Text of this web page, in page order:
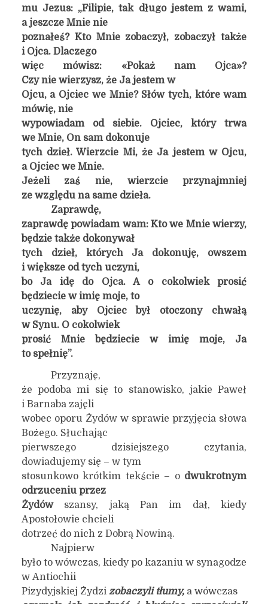
mu Jezus: „Filipie, tak długo jestem z wami,
a jeszcze Mnie nie
poznałeś? Kto Mnie zobaczył, zobaczył także
i Ojca. Dlaczego
więc mówisz: «Pokaż nam Ojca»?
Czy nie wierzysz, że Ja jestem w
Ojcu, a Ojciec we Mnie? Słów tych, które wam
mówię, nie
wypowiadam od siebie. Ojciec, który trwa
we Mnie, On sam dokonuje
tych dzieł. Wierzcie Mi, że Ja jestem w Ojcu,
a Ojciec we Mnie.
Jeżeli zaś nie, wierzcie przynajmniej
ze względu na same dzieła.
Zaprawdę,
zaprawdę powiadam wam: Kto we Mnie wierzy,
będzie także dokonywał
tych dzieł, których Ja dokonuję, owszem
i większe od tych uczyni,
bo Ja idę do Ojca. A o cokolwiek prosić
będziecie w imię moje, to
uczynię, aby Ojciec był otoczony chwałą
w Synu. O cokolwiek
prosić Mnie będziecie w imię moje, Ja
to spełnię”.
Przyznaję,
że podoba mi się to stanowisko, jakie Paweł
i Barnaba zajęli
wobec oporu Żydów w sprawie przyjęcia słowa
Bożego. Słuchając
pierwszego dzisiejszego czytania,
dowiadujemy się – w tym
stosunkowo krótkim tekście – o dwukrotnym
odrzuceniu przez
Żydówszansy, jaką Pan im dał, kiedy
Apostołowie chcieli
dotrzeć do nich z Dobrą Nowiną.
Najpierw
było to wówczas, kiedy po kazaniu w synagodze
w Antiochii
Pizydyjskiej Żydzi zobaczyli tłumy, a wówczas